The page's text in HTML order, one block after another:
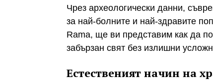
Чрез археологически данни,
за най-болните и най-здравите
Rama, ще ви представим как да
забързан свят без излишни
Естественият начин на